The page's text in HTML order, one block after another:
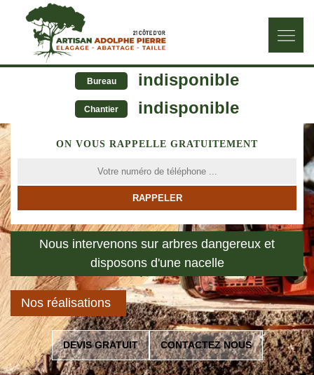
Bureau indisponible
Chantier indisponible
ON VOUS RAPPELLE GRATUITEMENT
Nous intervenons sur arbres dangereux et
disposons d'une nacelle
Nos réalisations
DEVIS GRATUIT CONTACTEZ NOUS